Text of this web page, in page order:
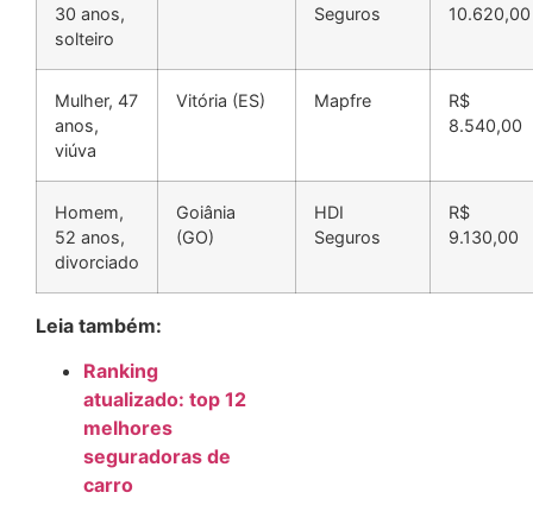
30 anos,
solteiro
Seguros
10.620,00
Mulher, 47
anos,
viúva
Vitória (ES) Mapfre
R$
8.540,00
Homem,
52 anos,
divorciado
Goiânia
(GO)
HDI
Seguros
R$
9.130,00
Leia também:
Ranking
atualizado: top 12
melhores
seguradoras de
carro